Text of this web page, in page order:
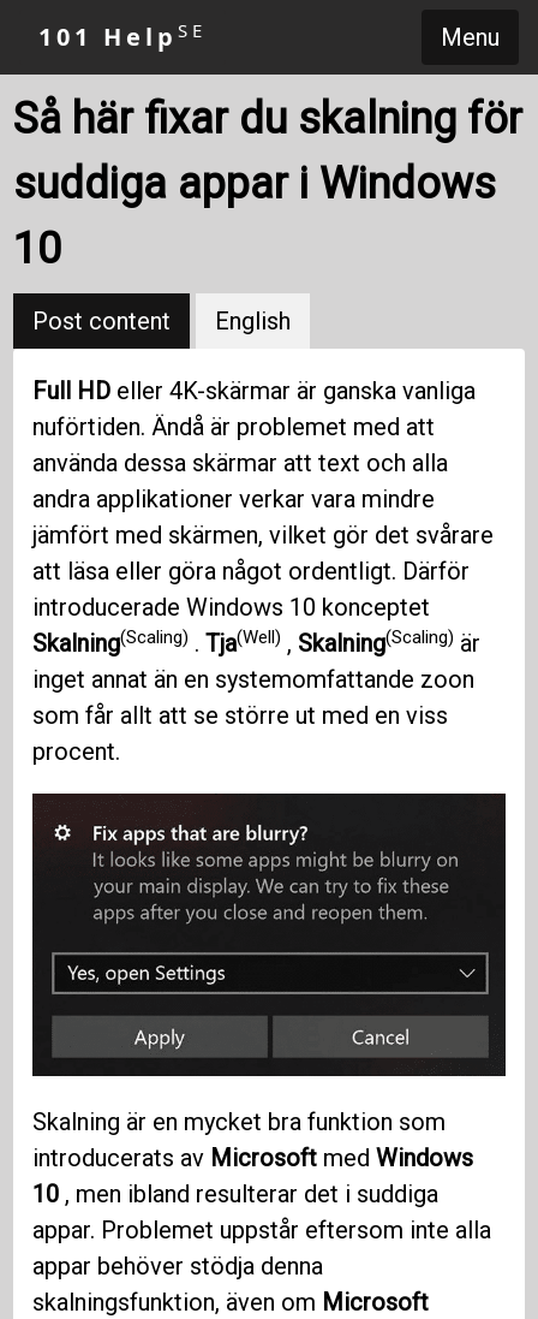
Menu
101 Help SE
Så här fixar du skalning för
suddiga appar i Windows
10
Post content English
Full HD eller 4K-skärmar är ganska vanliga
nuförtiden. Ändå är problemet med att
använda dessa skärmar att text och alla
andra applikationer verkar vara mindre
jämfört med skärmen, vilket gör det svårare
att läsa eller göra något ordentligt. Därför
introducerade Windows 10 konceptet
Skalning(Scaling) .Tja(Well) , Skalning(Scaling) är
inget annat än en systemomfattande zoon
som får allt att se större ut med en viss
procent.
Skalning är en mycket bra funktion som
introducerats av Microsoft medWindows
10 , men ibland resulterar det i suddiga
appar. Problemet uppstår eftersom inte alla
appar behöver stödja denna
skalningsfunktion, även om Microsoft